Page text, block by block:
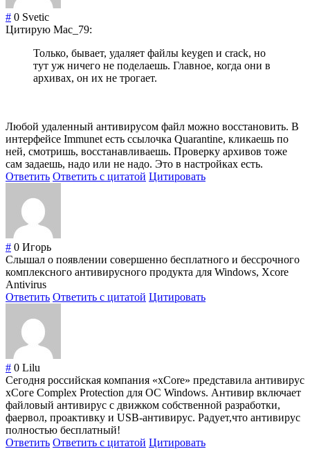
# 0 Svetic
Цитирую Mac_79:
Только, бывает, удаляет файлы keygen и crack, но
тут уж ничего не поделаешь. Главное, когда они в
архивах, он их не трогает.
Любой удаленный антивирусом файл можно восстановить. В
интерфейсе Immunet есть ссылочка Quarantine, кликаешь по
ней, смотришь, восстанавливаешь. Проверку архивов тоже
сам задаешь, надо или не надо. Это в настройках есть.
Ответить Ответить с цитатой Цитировать
# 0 Игорь
Слышал о появлении совершенно бесплатного и бессрочного
комплексного антивирусного продукта для Windows, Xcore
Antivirus
Ответить Ответить с цитатой Цитировать
# 0 Lilu
Сегодня российская компания «xCore» представила антивирус
хСоге Complex Protection для ОС Windows. Антивир включает
файловый антивирус с движком собственной разработки,
фаервол, проактивку и USB-антивирус. Радует,что антивирус
полностью бесплатный!
Ответить Ответить с цитатой Цитировать